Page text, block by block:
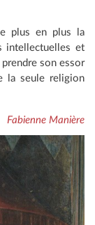
plus en plus la
intellectuelles et
son essor
la seule religion
Fabienne Manière